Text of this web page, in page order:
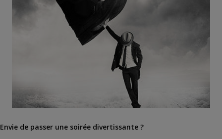
Envie de passer une soirée divertissante ?